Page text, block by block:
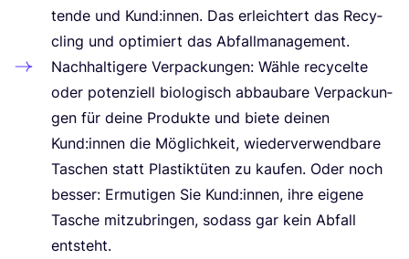
ten­de und Kund:innen. Das erleich­tert das Recy­
cling und opti­miert das Abfallmanagement.
Nach­hal­ti­ge­re Ver­pa­ckun­gen: Wäh­le recy­cel­te
oder poten­zi­ell bio­lo­gisch abbau­ba­re Ver­pa­ckun­
gen für dei­ne Pro­duk­te und bie­te dei­nen
Kund:innen die Mög­lich­keit, wie­der­ver­wend­ba­re
Taschen statt Plas­tik­tü­ten zu kau­fen. Oder noch
bes­ser: Ermu­ti­gen Sie Kund:innen, ihre eige­ne
Tasche mit­zu­brin­gen, sodass gar kein Abfall
entsteht.